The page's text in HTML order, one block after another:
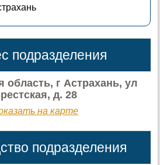
подразделения
область, г Астрахань, ул
д. 28
на карте
подразделения